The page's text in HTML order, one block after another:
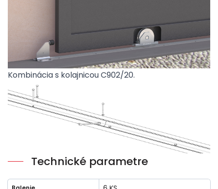
Kombinácia s kolajnicouC902/20.
Technické parametre